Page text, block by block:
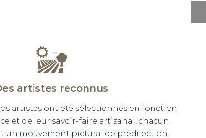
artistes reconnus
artistes ont été sélectionnés en fonction
et de leur savoir-faire artisanal, chacun
un mouvement pictural de prédilection.